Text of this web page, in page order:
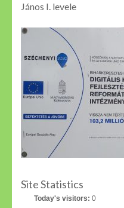
János I. levele
Site Statistics
Today's visitors: 0